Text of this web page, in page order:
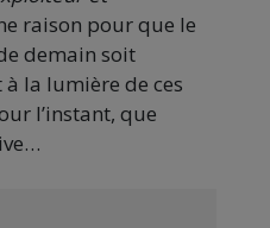
raison pour que le
demain soit
la lumière de ces
l’instant, que